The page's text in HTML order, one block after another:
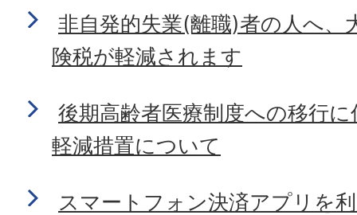
非自発的失業(離職)者の人へ、
険税が軽減されます
後期高齢者医療制度への移行
軽減措置について
スマートフォン決済アプリを